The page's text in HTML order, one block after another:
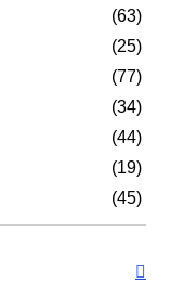
(63)
(25)
(77)
(34)
(44)
(19)
(45)